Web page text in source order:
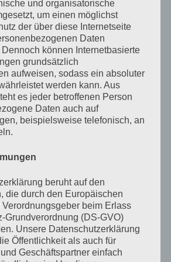
ein schwedisches Möbelhaus und
gar nicht wirklich brauchen, um
zu haben, uns über das viele Zeug zu
sich im Laufe der Zeit
ich dort etwas essen, obwohl
damit ich auch weiterhin einen
das Fett zu beschweren,
ich auch irgendwas total
in der Bettenabteilung von
ziehe mich im Badezimmer einer
und steige unter die Musterdusche
ja mittlerweile gesichert), bewerfe
und organisatorische
um einen möglichst
der über diese Internetseite
Daten
können Internetbasierte
grundsätzlich
aufweisen, sodass ein absoluter
werden kann. Aus
es jeder betroffenen Person
Daten auch auf
beispielsweise telefonisch, an
beruht auf den
die durch den Europäischen
beim Erlass
Grundverordnung (DS-GVO)
Unsere Datenschutzerklärung
Öffentlichkeit als auch für
Geschäftspartner einfach